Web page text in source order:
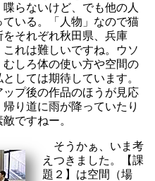
らないけど、でも他の人
いる。「人物」なので猫
それぞれ秋田県、兵庫
れは難しいですね。ウソ
しろ体の使い方や空間の
しては期待しています。
プ後の作品のほうが見応
り道に雨が降っていたり
ですねー。
そうかぁ、いま考
えつきました。【課
題２】は空間（場